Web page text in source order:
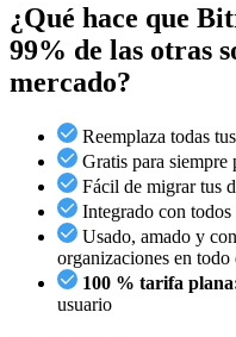
¿Qué hace que
99% de las otras
mercado?
Reemplaza todas
Gratis para siempre
Fácil de migrar tus
Integrado con
Usado, amado y
organizaciones en todo
100 % tarifa
usuario